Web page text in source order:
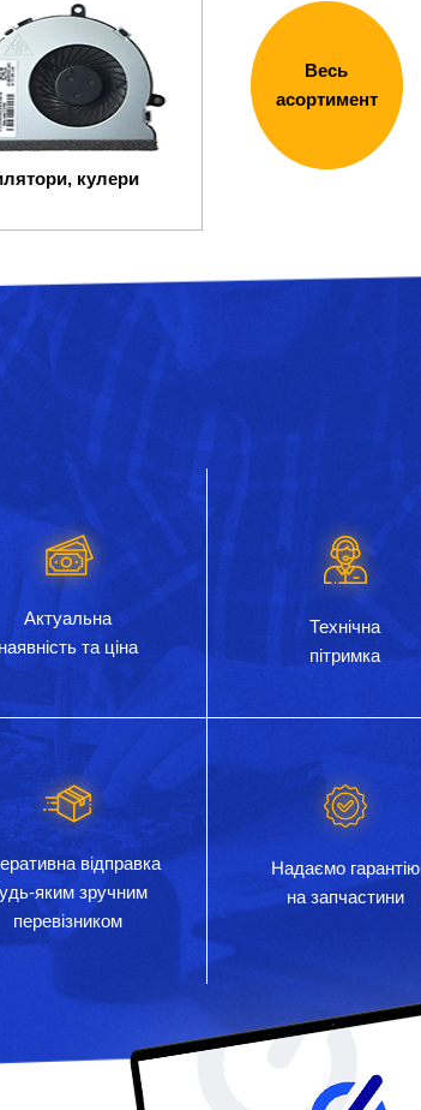
кулери
Весь
асортимент
Актуальна
наявність та ціна
Технічна
пітримка
відправка
яким зручним
перевізником
Надаємо гарантію
на запчастини